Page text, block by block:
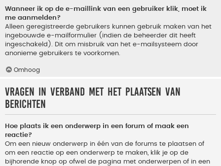
Wanneer ik op de e-maillink van een gebruiker klik, moet ik
me aanmelden?
Alleen geregistreerde gebruikers kunnen gebruik maken van het
ingebouwde e-mailformulier (indien de beheerder dit heeft
ingeschakeld). Dit om misbruik van het e-mailsysteem door
anonieme gebruikers te voorkomen.
Omhoog
Vragen in verband met het plaatsen van
berichten
Hoe plaats ik een onderwerp in een forum of maak een
reactie?
Om een nieuw onderwerp in één van de forums te plaatsen of
om een reactie op een onderwerp te maken, klik je op de
bijhorende knop op ofwel de pagina met onderwerpen of in een